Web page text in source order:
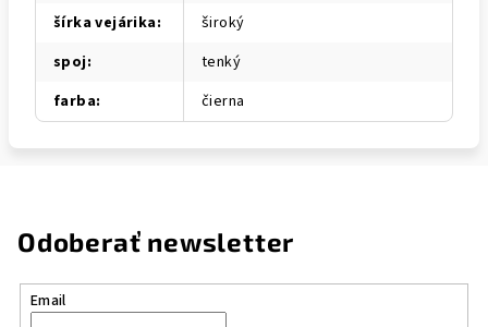
šírka vejárika:
široký
spoj:
tenký
farba: čierna
Odoberať newsletter
Email